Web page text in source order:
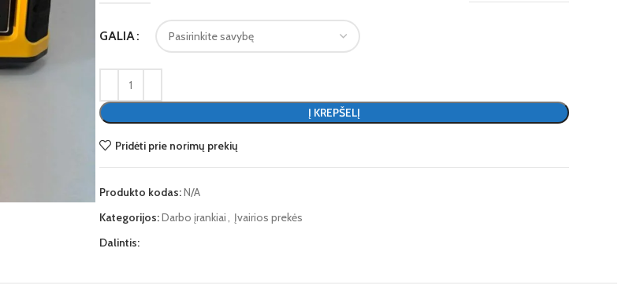
GALIA
Į KREPŠELĮ
Pridėti prie norimų prekių
Produkto kodas:N/A
Kategorijos:Darbo įrankiai, Įvairios prekės
Dalintis: